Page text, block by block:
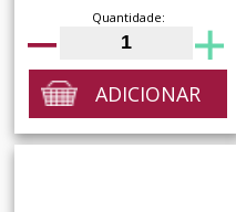
Quantidade:
ADICIONAR